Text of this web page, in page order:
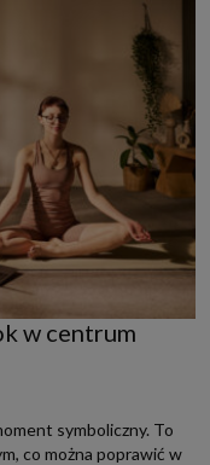
w centrum
symboliczny. To
co można poprawić w